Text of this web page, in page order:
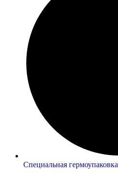
Специальная гермоупаковка